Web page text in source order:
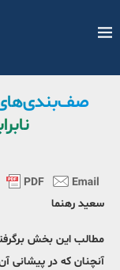
سعید رهنما
مطالب این بخش
آنچنان که در پیشانی